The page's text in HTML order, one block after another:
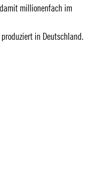
millionenfach im
in Deutschland.